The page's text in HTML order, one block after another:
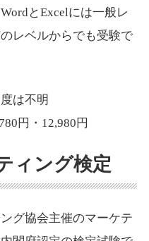
とExcelには一般レ
レベルからでも受験で
は不明
円・12,980円
ィング検定
グ協会主催のマーケテ